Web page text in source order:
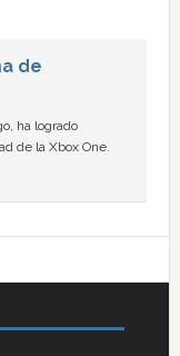
de
ha logrado
de la Xbox One.